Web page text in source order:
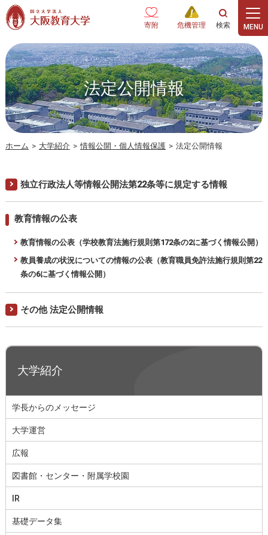
本文へ
寄附 危機管理
法定公開情報
ホーム > 大学紹介 > 情報公開・個人情報保護 > 法定公開情報
独立行政法人等情報公開法第22条等に規定する情報
教育情報の公表
教育情報の公表（学校教育法施行規則第172条の2に基づく情報公開）
教員養成の状況についての情報の公表（教育職員免許法施行規則第22
条の6に基づく情報公開）
その他 法定公開情報
大学紹介
学長からのメッセージ
大学運営
広報
図書館・センター・附属学校園
IR
基礎データ集